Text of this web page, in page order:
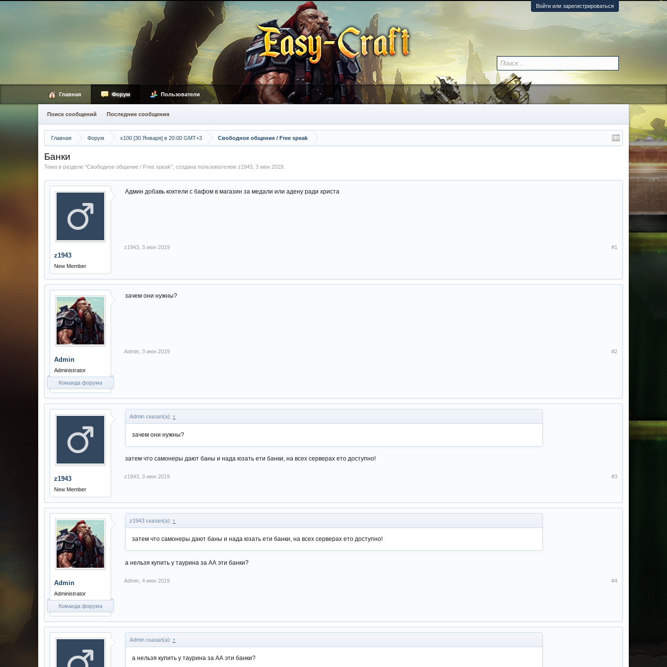
Войти или зарегистрироваться
Главная Форум х100 [30 Января] в 20:00 GMT+3 Свободное общение / Free speak
Банки
Тема в разделе "Свободное общение / Free speak", создана пользователем z1943 3 июн 2019
z1943
New Member
Админ добавь коктели с бафом в магазин за медали или адену ради христа
z1943 3 июн 2019 #1
Admin
Administrator
Команда форума
зачем они нужны?
Admin 3 июн 2019 #2
z1943
New Member
Admin сказал(а): ↑
зачем они нужны?
затем что самонеры дают баны и нада юзать ети банки, на всех серверах ето доступно!
z1943 3 июн 2019 #3
Admin
Administrator
Команда форума
z1943 сказал(а): ↑
затем что самонеры дают баны и нада юзать ети банки, на всех серверах ето доступно!
а нельзя купить у таурина за АА эти банки?
Admin 4 июн 2019 #4
Admin сказал(а): ↑
а нельзя купить у таурина за АА эти банки?
Главная Форум
Поиск сообщений Последние сообщения
Пользователи